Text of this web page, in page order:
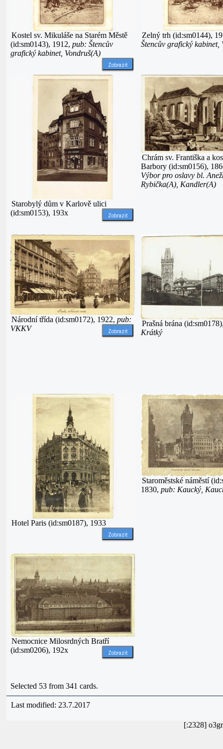
Kostel sv. Mikuláše na Starém Městě
(id:sm0143), 1912, pub: Štencův
grafický kabinet, Vondruš(A)
Zobrazit
Zelný trh (id:sm0144),
Štencův grafický kabinet,
Starobylý dům v Karlově ulici
(id:sm0153), 193x
Zobrazit
Chrám sv. Františka a
Barbory (id:sm0156),
Výbor pro oslavy bl.
Rybička(A), Kandler(A)
Národní třída (id:sm0172), 1922, pub:
VKKV
Zobrazit
Prašná brána
Krátký
Hotel Paris (id:sm0187), 1933
Zobrazit
Staroměstské náměstí
1830, pub: Kaucký,
Nemocnice Milosrdných Bratří
(id:sm0206), 192x
Zobrazit
Selected 53 from 341 cards.
Last modified: 23.7.2017
[:2328]